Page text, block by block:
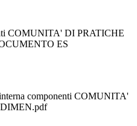
COMUNITA' DI PRATICHE
ES
componenti COMUNITA'